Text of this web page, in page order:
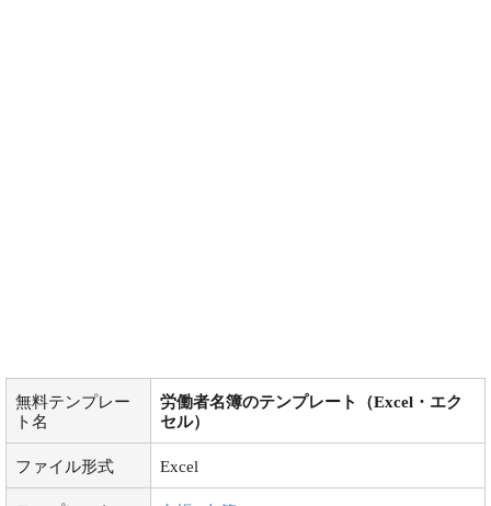
無料テンプレー
ト名
労働者名簿のテンプレート（Excel・エク
セル）
ファイル形式 Excel